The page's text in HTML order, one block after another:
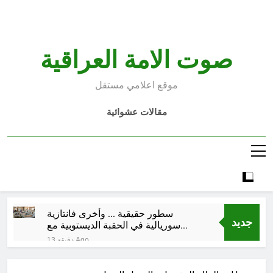
صوت الامة العراقية
موقع اعلامي مستقل
مقالات عشوائية
جديد
سطور حقيقية … وأخرى فانتازية
سوريالية في الحقبة الديستوبية مع
13 دقيقة Ago